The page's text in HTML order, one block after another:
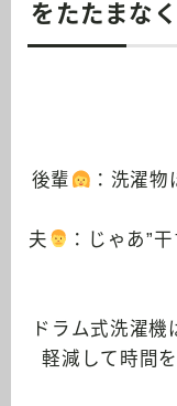
をたたまな
後輩
：洗濯
夫
：じゃあ”
ドラム式洗濯
軽減して時間